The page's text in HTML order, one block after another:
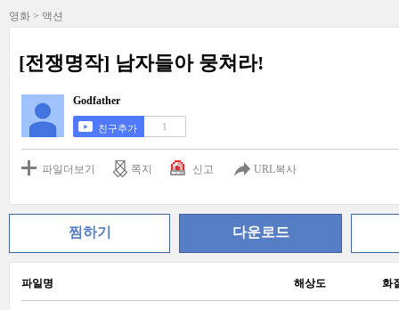
영화 > 액션
[전쟁명작] 남자들아 뭉쳐라!
Godfather
친구추가 1
파일더보기 쪽지 신고 URL복사
찜하기 다운로드
파일명 해상도 화